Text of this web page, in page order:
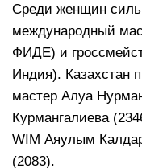
Среди женщин
международный
ФИДЕ) и
Индия). Казахстан
мастер Алуа
Курмангалиева
WIM Аяулым
(2083).